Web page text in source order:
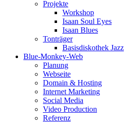
Projekte
Workshop
Isaan Soul Eyes
Isaan Blues
Tonträger
Basisdiskothek Jazz
Blue-Monkey-Web
Planung
Webseite
Domain & Hosting
Internet Marketing
Social Media
Video Production
Referenz